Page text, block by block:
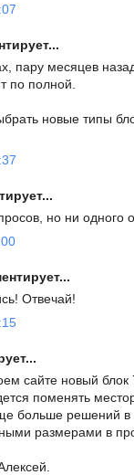
пару месяцев
по полной.
новые типы
но ни одного
Отвечай!
сайте новый блок
поменять
больше решений в
размерами в